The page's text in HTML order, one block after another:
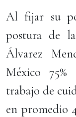
Al fijar su
postura de
Álvarez
México
trabajo de
en promedio